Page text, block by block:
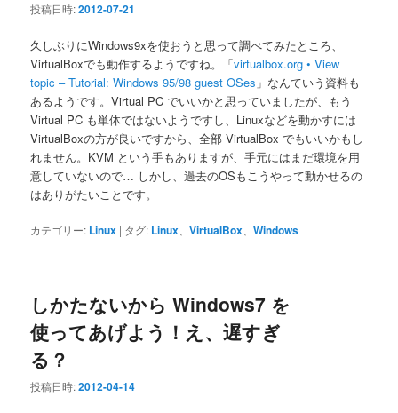
投稿日時:2012-07-21
久しぶりにWindows9xを使おうと思って調べてみたところ、
VirtualBoxでも動作するようですね。「virtualbox.org • View
topic – Tutorial: Windows 95/98 guest OSes 」なんていう資料も
あるようです。Virtual PC でいいかと思っていましたが、もう
Virtual PC も単体ではないようですし、Linuxなどを動かすには
VirtualBoxの方が良いですから、全部 VirtualBox でもいいかもし
れません。KVM という手もありますが、手元にはまだ環境を用
意していないので… しかし、過去のOSもこうやって動かせるの
はありがたいことです。
カテゴリー: Linux | タグ: Linux、VirtualBox、Windows
しかたないから Windows7 を
使ってあげよう！え、遅すぎ
る？
投稿日時:2012-04-14